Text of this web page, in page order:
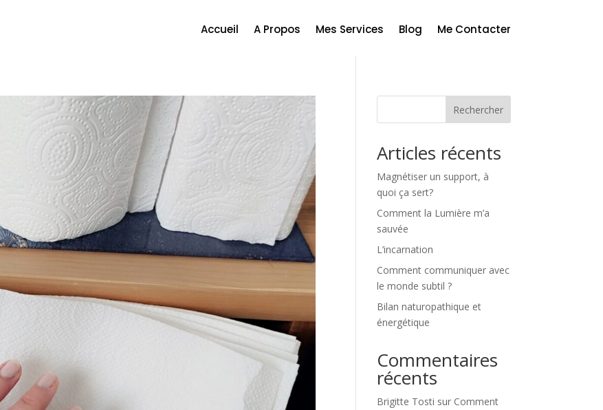
Accueil A Propos Mes Services Blog Me Contacter
Rechercher
Articles récents
Magnétiser un support, à
quoi ça sert?
Comment la Lumière m’a
sauvée
L’incarnation
Comment communiquer avec
le monde subtil ?
Bilan naturopathique et
énergétique
Commentaires
récents
Brigitte Tosti sur Comment